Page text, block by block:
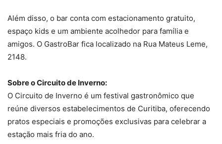
Além disso, o bar conta com estacionamento gratuito,
espaço kids e um ambiente acolhedor para família e
amigos. O GastroBar fica localizado na Rua Mateus Leme,
2148.
Sobre o Circuito de Inverno:
O Circuito de Inverno é um festival gastronômico que
reúne diversos estabelecimentos de Curitiba, oferecendo
pratos especiais e promoções exclusivas para celebrar a
estação mais fria do ano.